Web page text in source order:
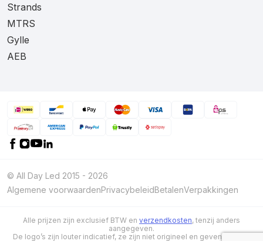
Strands
MTRS
Gylle
AEB
© All Day Led 2015 - 2026
Algemene voorwaardenPrivacybeleidBetalenVerpakkingen
Alle prijzen zijn exclusief BTW en verzendkosten, tenzij anders
aangegeven.
De logo’s zijn louter indicatief, ze zijn niet origineel en geven niet aan